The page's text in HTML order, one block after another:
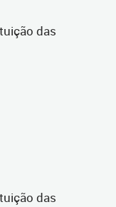
das
das